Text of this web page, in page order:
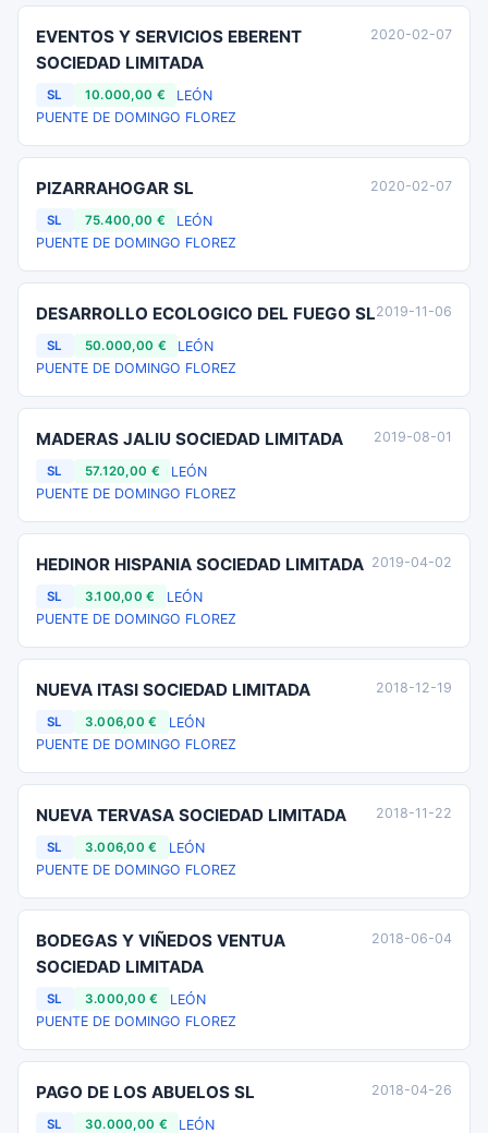
EVENTOS Y SERVICIOS EBERENT
SOCIEDAD LIMITADA
SL 10.000,00 €
LEÓN
PUENTE DE DOMINGO FLOREZ
2020-02-07
PIZARRAHOGAR SL
SL 75.400,00 €
LEÓN
PUENTE DE DOMINGO FLOREZ
2020-02-07
DESARROLLO ECOLOGICO DEL FUEGO SL
SL 50.000,00 €
LEÓN
PUENTE DE DOMINGO FLOREZ
2019-11-06
MADERAS JALIU SOCIEDAD LIMITADA
SL 57.120,00 €
LEÓN
PUENTE DE DOMINGO FLOREZ
2019-08-01
HEDINOR HISPANIA SOCIEDAD LIMITADA
SL 3.100,00 €
LEÓN
PUENTE DE DOMINGO FLOREZ
2019-04-02
NUEVA ITASI SOCIEDAD LIMITADA
SL 3.006,00 €
LEÓN
PUENTE DE DOMINGO FLOREZ
2018-12-19
NUEVA TERVASA SOCIEDAD LIMITADA
SL 3.006,00 €
LEÓN
PUENTE DE DOMINGO FLOREZ
2018-11-22
BODEGAS Y VIÑEDOS VENTUA
SOCIEDAD LIMITADA
SL 3.000,00 €
LEÓN
PUENTE DE DOMINGO FLOREZ
2018-06-04
PAGO DE LOS ABUELOS SL
SL 30.000,00 € LEÓN
2018-04-26